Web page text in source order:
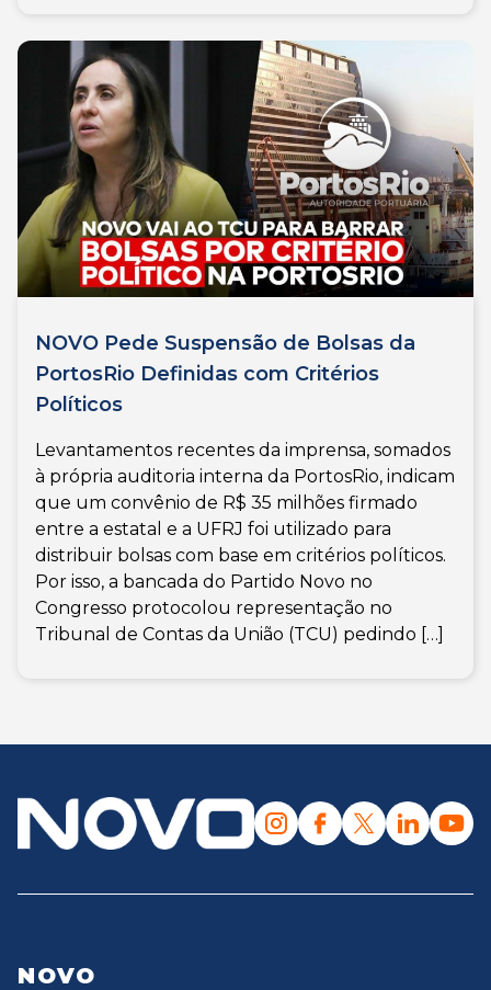
NOVO Pede Suspensão de Bolsas da
PortosRio Definidas com Critérios
Políticos
Levantamentos recentes da imprensa, somados
à própria auditoria interna da PortosRio, indicam
que um convênio de R$ 35 milhões firmado
entre a estatal e a UFRJ foi utilizado para
distribuir bolsas com base em critérios políticos.
Por isso, a bancada do Partido Novo no
Congresso protocolou representação no
Tribunal de Contas da União (TCU) pedindo […]
NOVO